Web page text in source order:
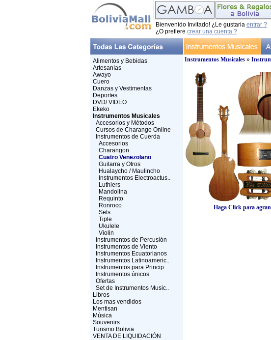
Bienvenido Invitado! ¿Le gustaria entrar ?
¿O prefiere crear una cuenta ?
Alimentos y Bebidas
Artesanías
Awayo
Cuero
Danzas y Vestimentas
Deportes
DVD/ VIDEO
Ekeko
Instrumentos Musicales
Accesorios y Métodos
Cursos de Charango Online
Instrumentos de Cuerda
Accesorios
Charangon
Cuatro Venezolano
Guitarra y Otros
Hualaycho / Maulincho
Instrumentos Electroactus..
Luthiers
Mandolina
Requinto
Ronroco
Sets
Tiple
Ukulele
Violin
Instrumentos de Percusión
Instrumentos de Viento
Instrumentos Ecuatorianos
Instrumentos Latinoameric..
Instrumentos para Princip..
Instrumentos únicos
Ofertas
Set de Instrumentos Music..
Libros
Los mas vendidos
Mentisan
Música
Souvenirs
Turismo Bolivia
VENTA DE LIQUIDACIÓN
Instrumentos Musicales»
Haga Click para